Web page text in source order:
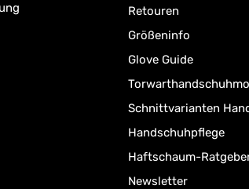
Retouren
Größeninfo
Glove Guide
Schnittvarianten
Handschuhpflege
Haftschaum-
Newsletter